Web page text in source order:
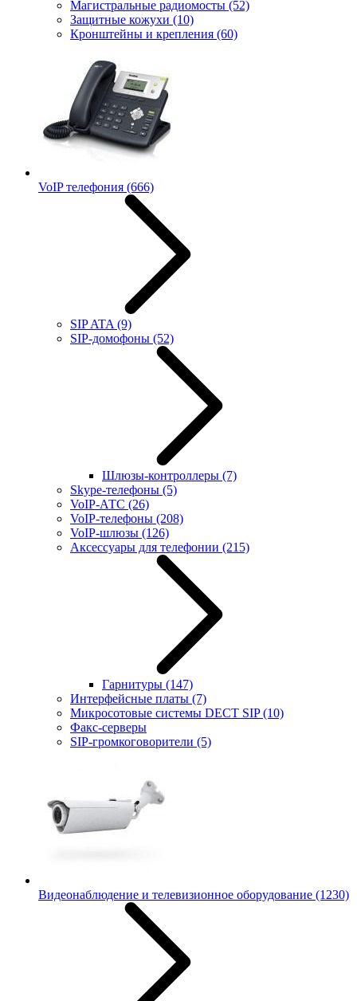
Магистральные радиомосты (52)
Защитные кожухи (10)
Кронштейны и крепления (60)
VoIP телефония (666)
SIP ATA (9)
SIP-домофоны (52)
Шлюзы-контроллеры (7)
Skype-телефоны (5)
VoIP-АТС (26)
VoIP-телефоны (208)
VoIP-шлюзы (126)
Аксессуары для телефонии (215)
Гарнитуры (147)
Интерфейсные платы (7)
Микросотовые системы DECT SIP(10)
Факс-серверы
SIP-громкоговорители (5)
Видеонаблюдение и телевизионное оборудование (1230)